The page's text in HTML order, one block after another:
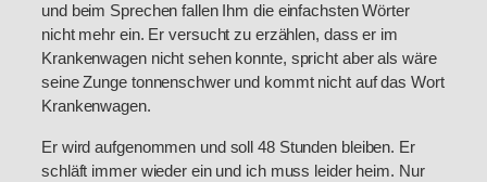
und beim Sprechen fallen Ihm die einfachsten Wörter
nicht mehr ein. Er versucht zu erzählen, dass er im
Krankenwagen nicht sehen konnte, spricht aber als wäre
seine Zunge tonnenschwer und kommt nicht auf das Wort
Krankenwagen.
Er wird aufgenommen und soll 48 Stunden bleiben. Er
schläft immer wieder ein und ich muss leider heim. Nur